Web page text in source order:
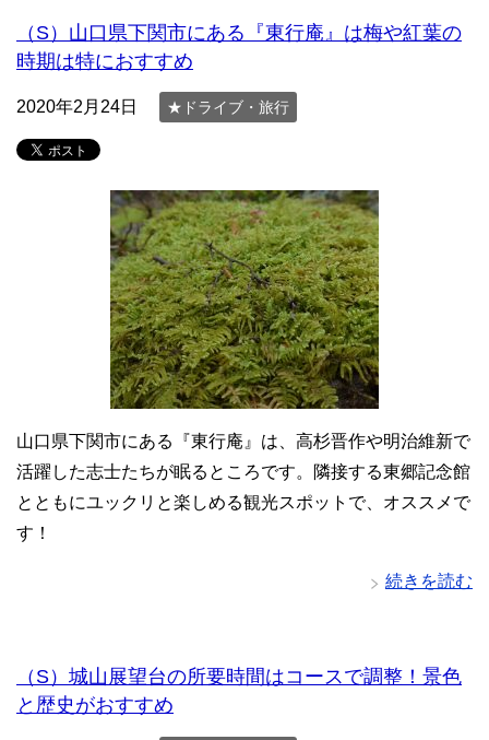
（S）山口県下関市にある『東行庵』は梅や紅葉の
時期は特におすすめ
2020年2月24日 ★ドライブ・旅行
山口県下関市にある『東行庵』は、高杉晋作や明治維新で
活躍した志士たちが眠るところです。隣接する東郷記念館
とともにユックリと楽しめる観光スポットで、オススメで
す！
続きを読む
（S）城山展望台の所要時間はコースで調整！景色
と歴史がおすすめ